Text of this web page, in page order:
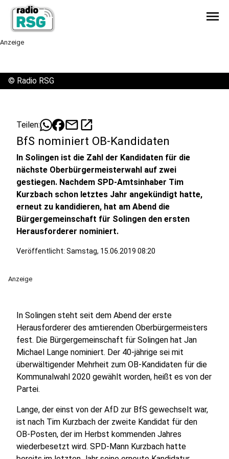
menu
Anzeige
© Radio RSG
Teilen: mailopen_in_new
BfS nominiert OB-Kandidaten
In Solingen ist die Zahl der Kandidaten für die
nächste Oberbürgermeisterwahl auf zwei
gestiegen. Nachdem SPD-Amtsinhaber Tim
Kurzbach schon letztes Jahr angekündigt hatte,
erneut zu kandidieren, hat am Abend die
Bürgergemeinschaft für Solingen den ersten
Herausforderer nominiert.
Veröffentlicht: Samstag, 15.06.2019 08:20
Anzeige
In Solingen steht seit dem Abend der erste
Herausforderer des amtierenden Oberbürgermeisters
fest. Die Bürgergemeinschaft für Solingen hat Jan
Michael Lange nominiert. Der 40-jährige sei mit
überwältigender Mehrheit zum OB-Kandidaten für die
Kommunalwahl 2020 gewählt worden, heißt es von der
Partei.
Lange, der einst von der AfD zur BfS gewechselt war,
ist nach Tim Kurzbach der zweite Kandidat für den
OB-Posten, der im Herbst kommenden Jahres
wiederbesetzt wird. SPD-Mann Kurzbach hatte